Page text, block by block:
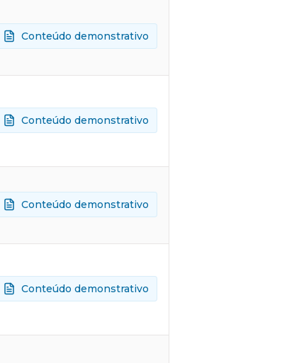
Conteúdo demonstrativo
Conteúdo demonstrativo
Conteúdo demonstrativo
Conteúdo demonstrativo